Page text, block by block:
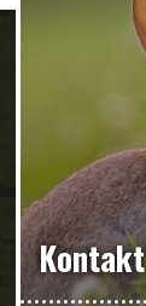
Kontakt